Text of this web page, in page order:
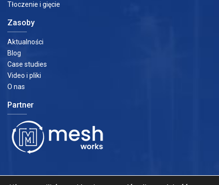
Tłoczenie i gięcie
Zasoby
Aktualności
Blog
Case studies
Video i pliki
O nas
Partner